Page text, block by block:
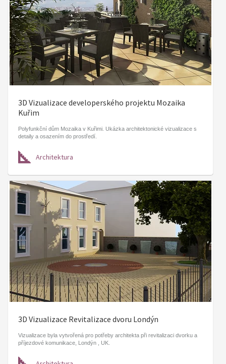
3D Vizualizace developerského projektu Mozaika
Kuřim
Polyfunkční dům Mozaika v Kuřimi. Ukázka architektonické vizualizace s
detaily a osazením do prostředí.
Architektura
3D Vizualizace Revitalizace dvoru Londýn
Vizualizace byla vytvořená pro potřeby architekta při revitalizaci dvorku a
příjezdové komunikace, Londýn , UK.